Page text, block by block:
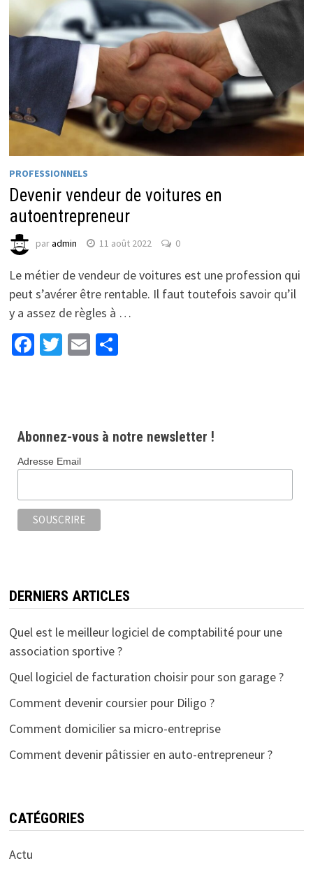
PROFESSIONNELS
Devenir vendeur de voitures en
autoentrepreneur
paradmin 11 août 2022 0
Le métier de vendeur de voitures est une profession qui
peut s’avérer être rentable. Il faut toutefois savoir qu’il
y a assez de règles à …
Facebook
Twitter
EmailPartager
Abonnez-vous à notre newsletter !
Adresse Email
DERNIERS ARTICLES
Quel est le meilleur logiciel de comptabilité pour une
association sportive ?
Quel logiciel de facturation choisir pour son garage ?
Comment devenir coursier pour Diligo ?
Comment domicilier sa micro-entreprise
Comment devenir pâtissier en auto-entrepreneur ?
CATÉGORIES
Actu